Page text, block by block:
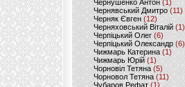
Чернушенко Антон (1)
Чернявський Дмитро(11)
Черняк Євген(12)
Черняховський Віталій (1)
Черпіцький Олег (6)
Черпіцький Олександр (6)
Чижмарь Катерина (1)
Чижмарь Юрій (1)
Чорновіл Тетяна (5)
Чорновол Тетяна (11)
Чубаров Рефат (1)